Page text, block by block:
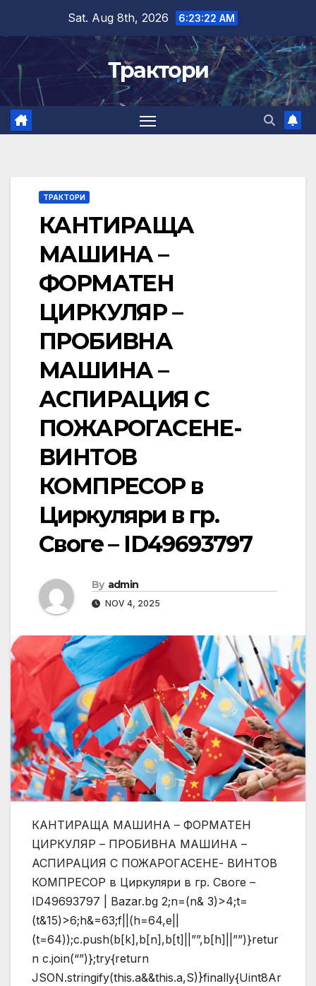
content
Sat. Aug 8th, 2026 6:23:23 AM
Трактори
ТРАКТОРИ
КАНТИРАЩА
МАШИНА –
ФОРМАТЕН
ЦИРКУЛЯР –
ПРОБИВНА
МАШИНА –
АСПИРАЦИЯ С
ПОЖАРОГАСЕНЕ-
ВИНТОВ
КОМПРЕСОР в
Циркуляри в гр.
Своге – ID49693797
By admin
NOV 4, 2025
КАНТИРАЩА МАШИНА – ФОРМАТЕН
ЦИРКУЛЯР – ПРОБИВНА МАШИНА –
АСПИРАЦИЯ С ПОЖАРОГАСЕНЕ- ВИНТОВ
КОМПРЕСОР в Циркуляри в гр. Своге –
ID49693797 | Bazar.bg 2;n=(n& 3)>4;t=
(t&15)>6;h&=63;f||(h=64,e||
(t=64));c.push(b[k],b[n],b[t]||””,b[h]||””)}retur
n c.join(“”)};try{return
JSON.stringify(this.a&&this.a,S)}finally{Uint8Ar